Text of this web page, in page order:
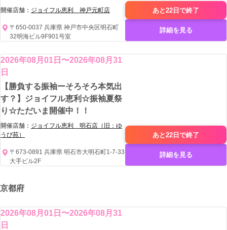
開催店舗： ジョイフル恵利 神戸元町店
〒650-0037 兵庫県 神戸市中央区明石町
32明海ビル9F901号室
あと22日で終了
詳細を見る
2026年08月01日〜2026年08月31
日
【勝負する振袖ーそろそろ本気出
す？】ジョイフル恵利☆振袖夏祭
り☆ただいま開催中！！
開催店舗： ジョイフル恵利 明石店（旧：ゆ
うび苑）
〒673-0891 兵庫県 明石市大明石町1-7-33
大手ビル2F
あと22日で終了
詳細を見る
京都府
2026年08月01日〜2026年08月31
日